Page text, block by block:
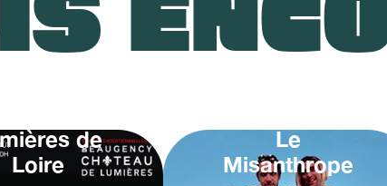
de
Loire
Le
Misanthrope